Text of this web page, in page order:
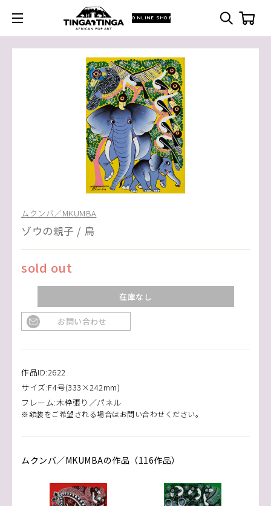
ONLINE SHOP
ムクンバ／MKUMBA
ゾウの親子 / 鳥
sold out
在庫なし
お問い合わせ
作品ID:2622
サイズ:F4号(333×242mm)
フレーム:木枠張り／パネル
※額装をご希望される場合はお問い合わせください。
ムクンバ／MKUMBAの作品（116作品）